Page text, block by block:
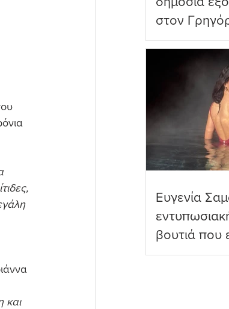
και
στον
όνειρα
Ευγενία
βουτιά που